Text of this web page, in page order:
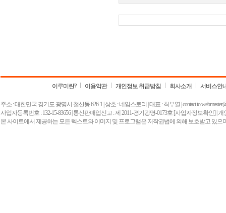
이루미란? 이용약관 개인정보 취급방침 회사소개 서비스안
주소 : 대한민국 경기도 광명시 철산동 626-1 | 상호 : 네임스토리 | 대표 : 최부열 | contact to
사업자등록번호 : 132-15-83656 | 통신판매업신고 : 제 2011-경기광명-0173호 [사업자정보확인] |
본 사이트에서 제공하는 모든 텍스트와 이미지 및 프로그램은 저작권법에 의해 보호받고 있으